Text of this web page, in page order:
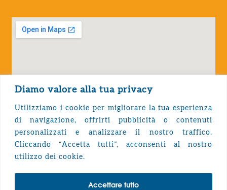
Diamo valore alla tua privacy
Utilizziamo i cookie per migliorare la tua esperienza
di navigazione, offrirti pubblicità o contenuti
personalizzati e analizzare il nostro traffico.
Cliccando “Accetta tutti”, acconsenti al nostro
utilizzo dei cookie.
Accettare tutto
Privacy Policy